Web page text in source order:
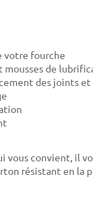
votre fourche
mousses de
des joints
vous convient, il
résistant en la